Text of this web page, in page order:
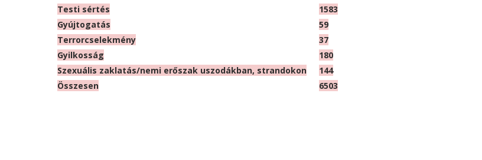
Testi sértés
1583
Gyújtogatás
59
Terrorcselekmény
37
Gyilkosság
180
Szexuális zaklatás/nemi erőszak uszodákban, strandokon
144
Összesen
6503